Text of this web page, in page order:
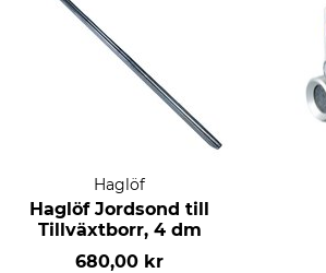
Haglöf
Haglöf Jordsond till
Tillväxtborr, 4 dm
680,00 kr